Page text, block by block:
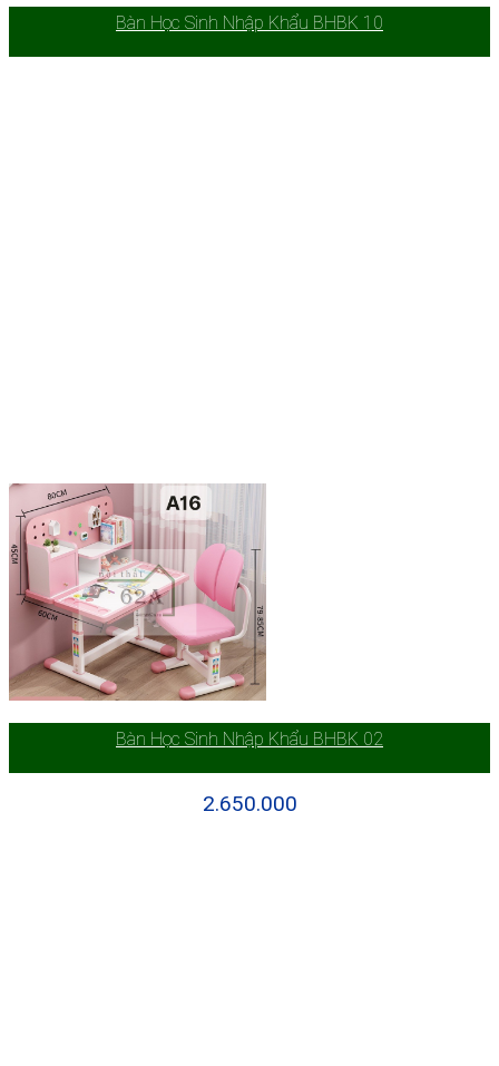
Bàn Học Sinh Nhập Khẩu BHBK 10
Bàn Học Sinh Nhập Khẩu BHBK 02
2.650.000